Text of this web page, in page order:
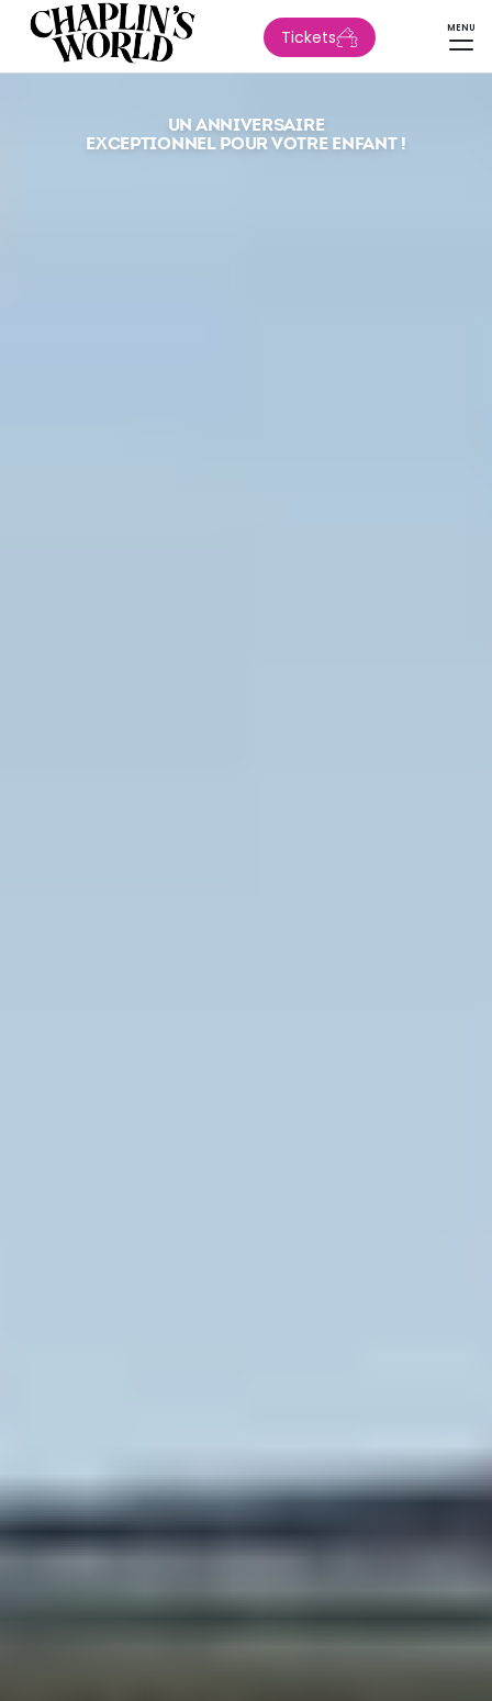
Tickets MENU
UN ANNIVERSAIRE
EXCEPTIONNEL POUR VOTRE ENFANT !